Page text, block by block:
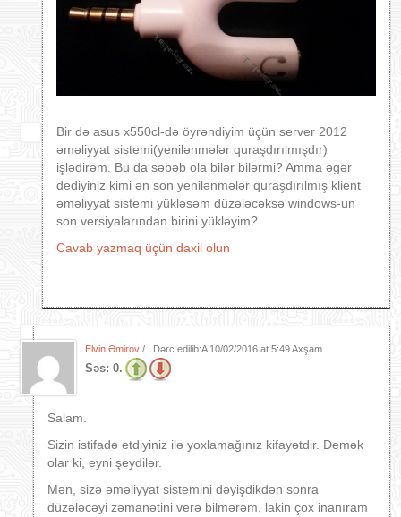
Bir də asus x550cl-də öyrəndiyim üçün server 2012
əməliyyat sistemi(yenilənmələr quraşdırılmışdır)
işlədirəm. Bu da səbəb ola bilər bilərmi? Amma əgər
dediyiniz kimi ən son yenilənmələr quraşdırılmış klient
əməliyyat sistemi yükləsəm düzələcəksə windows-un
son versiyalarından birini yükləyim?
Cavab yazmaq üçün daxil olun
Elvin Əmirov / . Dərc edilib:A 10/02/2016 at 5:49 Axşam
Səs: 0.
Salam.
Sizin istifadə etdiyiniz ilə yoxlamağınız kifayətdir. Demək
olar ki, eyni şeydilər.
Mən, sizə əməliyyat sistemini dəyişdikdən sonra
düzələcəyi zəmanətini verə bilmərəm, lakin çox inanıram